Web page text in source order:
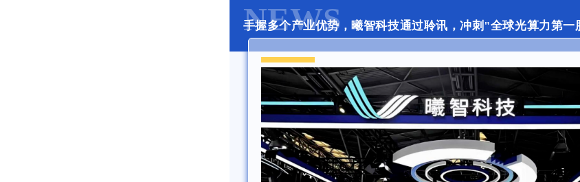
NEWS
手握多个产业优势，曦智科技通过聆讯，冲刺"全球光算力第一